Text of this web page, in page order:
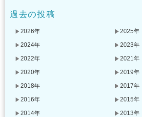
過去の投稿
2026年
2025年
2024年
2023年
2022年
2021年
2020年
2019年
2018年
2017年
2016年
2015年
2014年
2013年